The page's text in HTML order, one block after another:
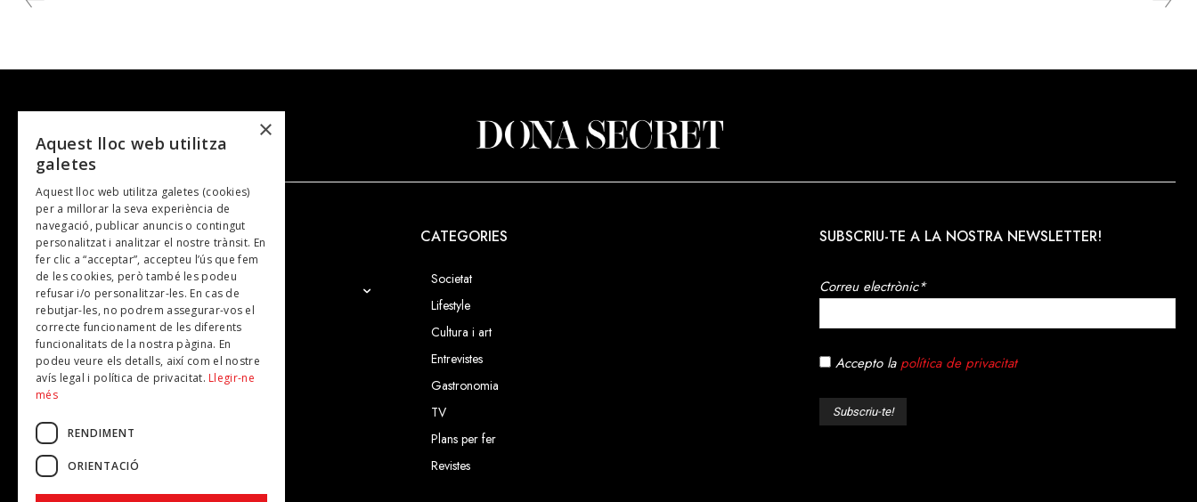
NOSALTRES
El Grup
Contacte
Subscripcions
Publicitat
CATEGORIES
Societat
Lifestyle
Cultura i art
Entrevistes
Gastronomia
TV
Plans per fer
Revistes
SUBSCRIU-TE A LA NOSTRA NEWSLETTER!
Correu electrònic*
Accepto la política de privacitat
×
Aquest lloc web utilitza
galetes
Aquest lloc web utilitza galetes (cookies)
per a millorar la seva experiència de
navegació, publicar anuncis o contingut
personalitzat i analitzar el nostre trànsit. En
fer clic a “acceptar”, accepteu l’ús que fem
de les cookies, però també les podeu
refusar i/o personalitzar-les. En cas de
rebutjar-les, no podrem assegurar-vos el
correcte funcionament de les diferents
funcionalitats de la nostra pàgina. En
podeu veure els detalls, així com el nostre
avís legal i política de privacitat. Llegir-ne
més
RENDIMENT
ORIENTACIÓ